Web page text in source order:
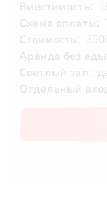
Вместимость:
Схема оплаты:
Стоимость:
Аренда без еды:
Светлый зал:
Отдельный